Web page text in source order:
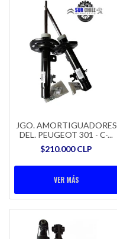
JGO. AMORTIGUADORES
DEL. PEUGEOT 301 - C-...
$210.000 CLP
VER MÁS